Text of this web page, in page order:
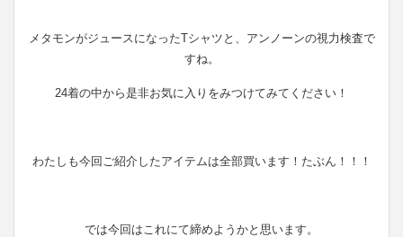
メタモンがジュースになったTシャツと、アンノーンの視力検査で
すね。
24着の中から是非お気に入りをみつけてみてください！
わたしも今回ご紹介したアイテムは全部買います！たぶん！！！
では今回はこれにて締めようかと思います。